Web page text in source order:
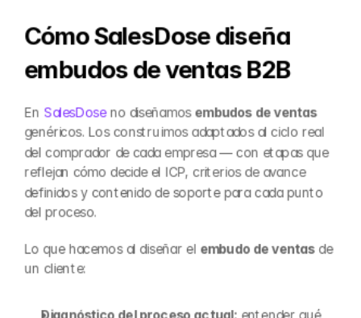
Cómo SalesDose diseña
embudos de ventas B2B
En SalesDose no diseñamos embudos de ventas
genéricos. Los construimos adaptados al ciclo real
del comprador de cada empresa — con etapas que
reflejan cómo decide el ICP, criterios de avance
definidos y contenido de soporte para cada punto
del proceso.
Lo que hacemos al diseñar el embudo de ventas de
un cliente:
Diagnóstico del proceso actual: entender qué